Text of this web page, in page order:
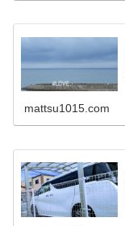
mattsu1015.com